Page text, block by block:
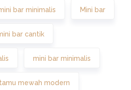
bar minimalis Mini bar
bar cantik
mini bar minimalis
mewah modern